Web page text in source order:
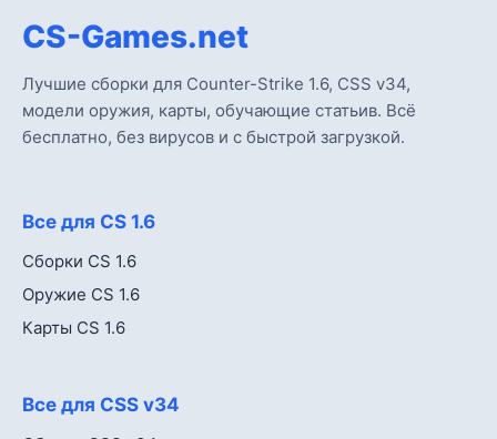
CS-Games.net
Лучшие сборки для Counter-Strike 1.6, CSS v34,
модели оружия, карты, обучающие статьив. Всё
бесплатно, без вирусов и с быстрой загрузкой.
Все для CS 1.6
Сборки CS 1.6
Оружие CS 1.6
Карты CS 1.6
Все для CSS v34